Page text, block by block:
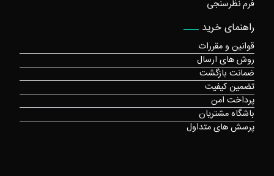
فرم نظرسنجی
راهنمای خرید
قوانین و مقررات
روش های ارسال
ضمانت بازگشت
تضمین کیفیت
پرداخت امن
باشگاه مشتریان
پرسش های متداول